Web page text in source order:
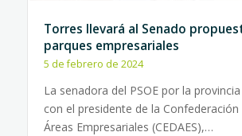
Torres llevará al Senado
parques empresariales
5 de febrero de 2024
La senadora del PSOE por la
con el presidente de la Confederación
Áreas Empresariales (CEDAES),…